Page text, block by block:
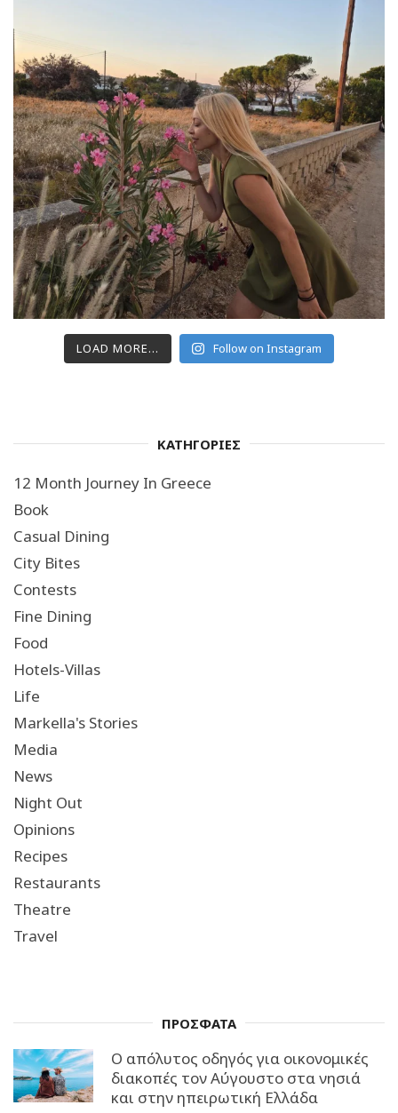
LOAD MORE... Follow on Instagram
ΚΑΤΗΓΟΡΙΕΣ
12 Month Journey In Greece
Book
Casual Dining
City Bites
Contests
Fine Dining
Food
Hotels-Villas
Life
Markella's Stories
Media
News
Night Out
Opinions
Recipes
Restaurants
Theatre
Travel
ΠΡΟΣΦΑΤΑ
Ο απόλυτος οδηγός για οικονομικές
διακοπές τον Αύγουστο στα νησιά
και στην ηπειρωτική Ελλάδα